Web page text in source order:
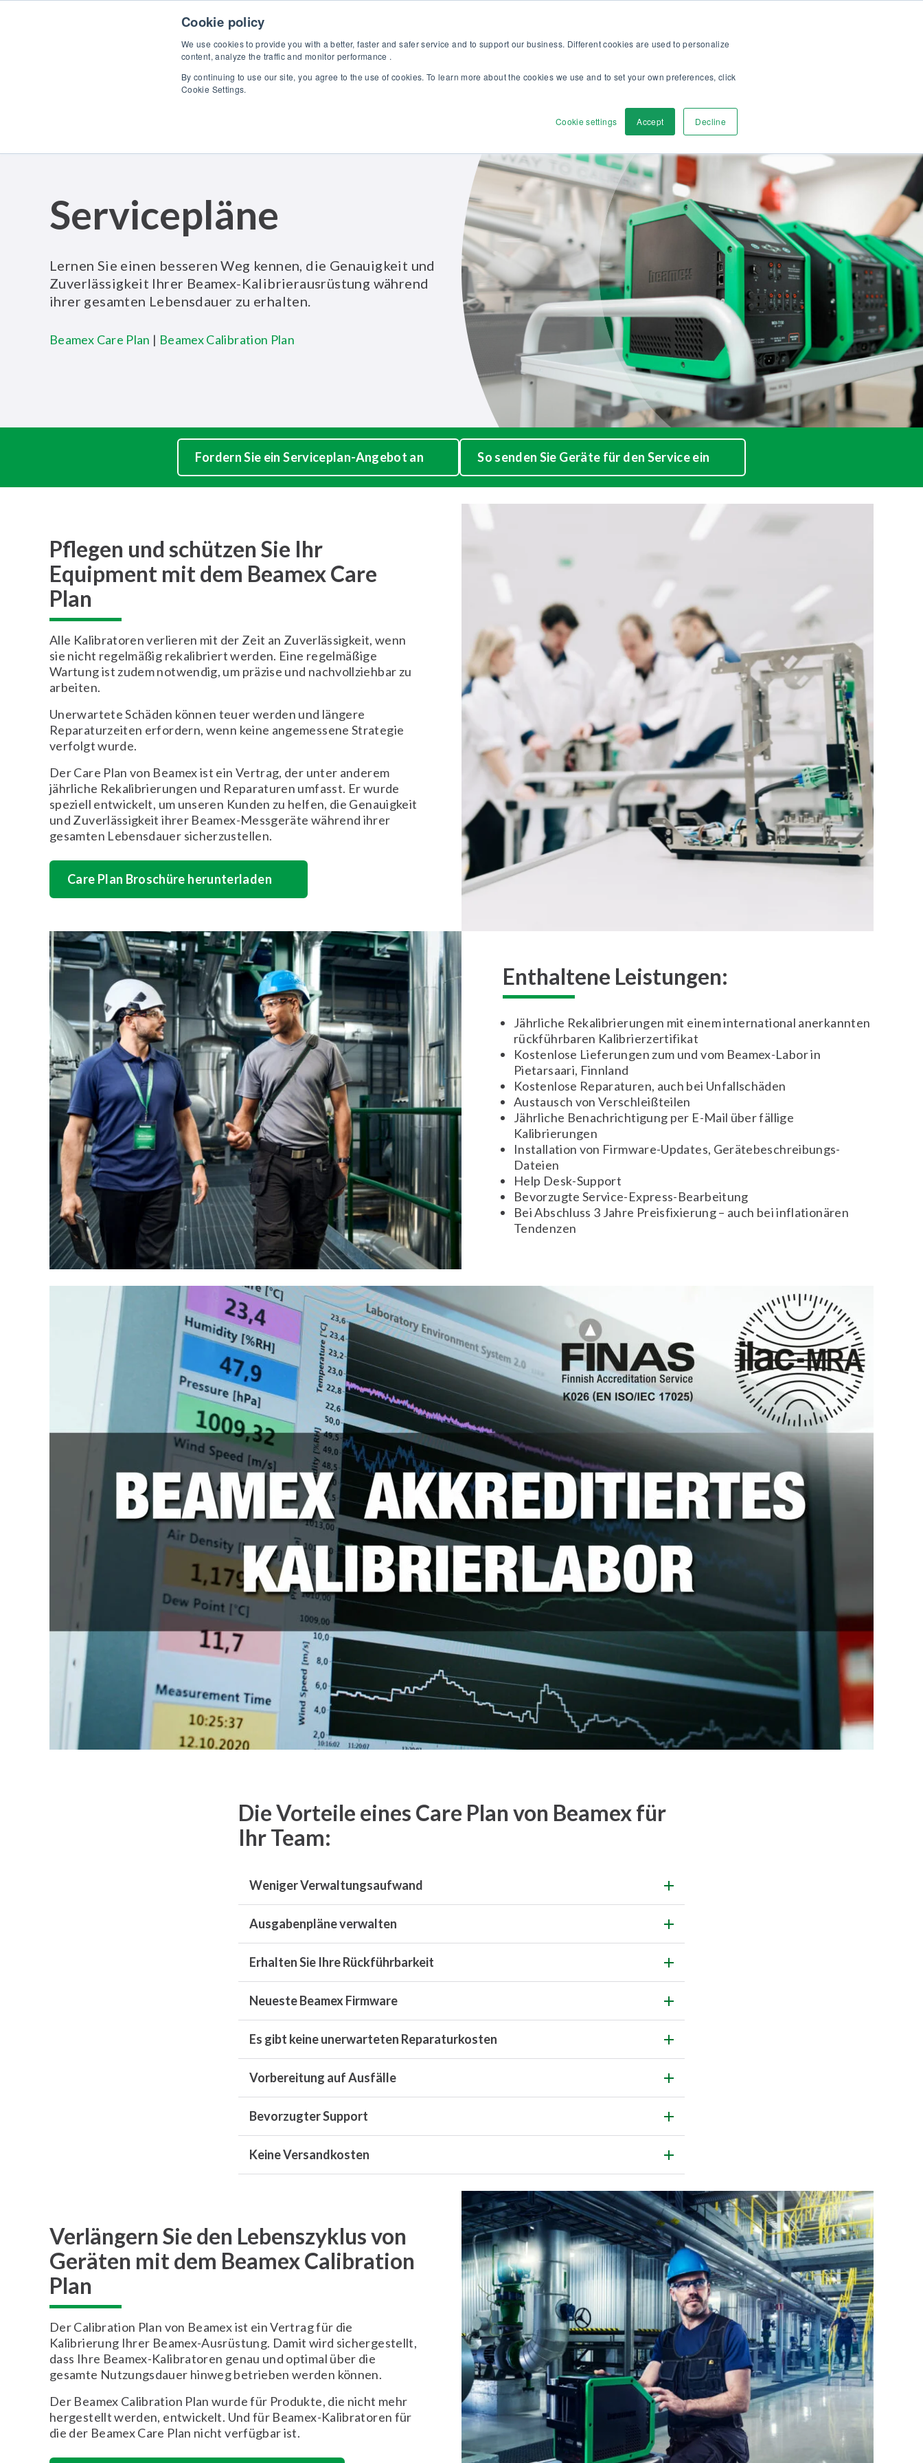
Cookie policy
We use cookies to provide you with a better, faster and safer service and to support our business. Different cookies are used to personalize
content, analyze the traffic and monitor performance .
By continuing to use our site, you agree to the use of cookies. To learn more about the cookies we use and to set your own preferences, click
Cookie Settings.
Cookie settings Accept Decline
Produkte Lösungen Dienstleistungen Discover
Servicepläne
Lernen Sie einen besseren Weg kennen, die Genauigkeit und
Zuverlässigkeit Ihrer Beamex-Kalibrierausrüstung während
ihrer gesamten Lebensdauer zu erhalten.
Beamex Care Plan | Beamex Calibration Plan
Fordern Sie ein Serviceplan-Angebot an So senden Sie Geräte für den Service ein
Pflegen und schützen Sie Ihr
Equipment mit dem Beamex Care
Plan
Alle Kalibratoren verlieren mit der Zeit an Zuverlässigkeit, wenn
sie nicht regelmäßig rekalibriert werden. Eine regelmäßige
Wartung ist zudem notwendig, um präzise und nachvollziehbar zu
arbeiten.
Unerwartete Schäden können teuer werden und längere
Reparaturzeiten erfordern, wenn keine angemessene Strategie
verfolgt wurde.
Der Care Plan von Beamex ist ein Vertrag, der unter anderem
jährliche Rekalibrierungen und Reparaturen umfasst. Er wurde
speziell entwickelt, um unseren Kunden zu helfen, die Genauigkeit
und Zuverlässigkeit ihrer Beamex-Messgeräte während ihrer
gesamten Lebensdauer sicherzustellen.
Care Plan Broschüre herunterladen
Enthaltene Leistungen:
Jährliche Rekalibrierungen mit einem international anerkannten
rückführbaren Kalibrierzertifikat
Kostenlose Lieferungen zum und vom Beamex-Labor in
Pietarsaari, Finnland
Kostenlose Reparaturen, auch bei Unfallschäden
Austausch von Verschleißteilen
Jährliche Benachrichtigung per E-Mail über fällige
Kalibrierungen
Installation von Firmware-Updates, Gerätebeschreibungs-
Dateien
Help Desk-Support
Bevorzugte Service-Express-Bearbeitung
Bei Abschluss 3 Jahre Preisfixierung – auch bei inflationären
Tendenzen
Die Vorteile eines Care Plan von Beamex für
Ihr Team:
Weniger Verwaltungsaufwand
Ausgabenpläne verwalten
Erhalten Sie Ihre Rückführbarkeit
Neueste Beamex Firmware
Es gibt keine unerwarteten Reparaturkosten
Vorbereitung auf Ausfälle
Bevorzugter Support
Keine Versandkosten
Verlängern Sie den Lebenszyklus von
Geräten mit dem Beamex Calibration
Plan
Der Calibration Plan von Beamex ist ein Vertrag für die
Kalibrierung Ihrer Beamex-Ausrüstung. Damit wird sichergestellt,
dass Ihre Beamex-Kalibratoren genau und optimal über die
gesamte Nutzungsdauer hinweg betrieben werden können.
Der Beamex Calibration Plan wurde für Produkte, die nicht mehr
hergestellt werden, entwickelt. Und für Beamex-Kalibratoren für
die der Beamex Care Plan nicht verfügbar ist.